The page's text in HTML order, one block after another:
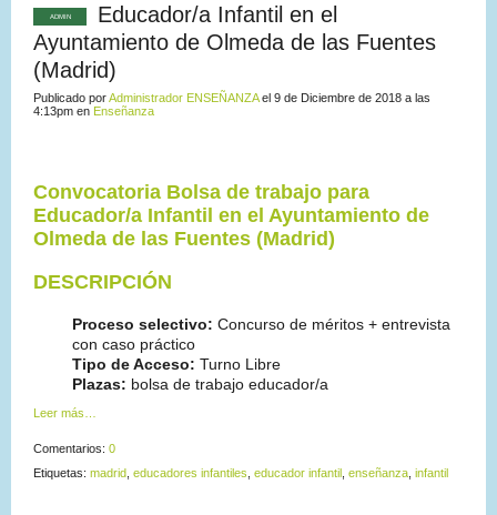
ADMIN
Educador/a Infantil en el
Ayuntamiento de Olmeda de las Fuentes
(Madrid)
Publicado porAdministrador ENSEÑANZAel 9 de Diciembre de 2018 a las
4:13pm en Enseñanza
Convocatoria Bolsa de trabajo para
Educador/a Infantil en el Ayuntamiento de
Olmeda de las Fuentes (Madrid)
DESCRIPCIÓN
Proceso selectivo: Concurso de méritos + entrevista
con caso práctico
Tipo de Acceso: Turno Libre
Plazas: bolsa de trabajo educador/a
Leer más…
Comentarios: 0
Etiquetas: madrid educadores infantiles educador infantil enseñanza infantil